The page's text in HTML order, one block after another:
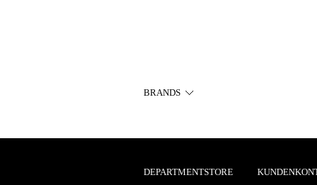
BRANDS
DEPARTMENTSTORE